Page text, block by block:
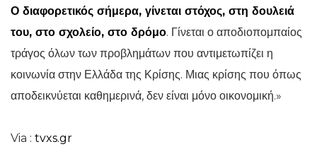
Ο διαφορετικός σήμερα, γίνεται στόχος, στη δουλειά
του, στο σχολείο, στο δρόμο. Γίνεται ο αποδιοπομπαίος
τράγος όλων των προβλημάτων που αντιμετωπίζει η
κοινωνία στην Ελλάδα της Κρίσης. Μιας κρίσης που όπως
αποδεικνύεται καθημερινά, δεν είναι μόνο οικονομική.»
Via : tvxs.gr